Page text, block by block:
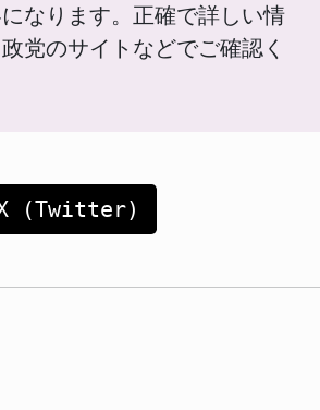
なります。正確で詳しい情
党のサイトなどでご確認く
(Twitter)